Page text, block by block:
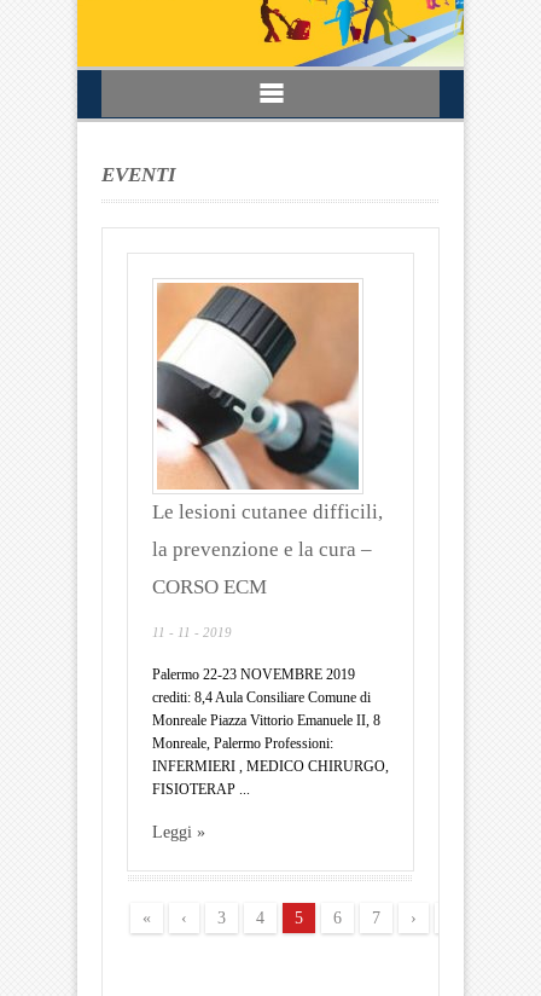
EVENTI
Le lesioni cutanee difficili,
la prevenzione e la cura –
CORSO ECM
11 - 11 - 2019
Palermo 22-23 NOVEMBRE 2019
crediti: 8,4 Aula Consiliare Comune di
Monreale Piazza Vittorio Emanuele II, 8
Monreale, Palermo Professioni:
INFERMIERI , MEDICO CHIRURGO,
FISIOTERAP ...
Leggi »
« ‹ 3 4 5 6 7 ›